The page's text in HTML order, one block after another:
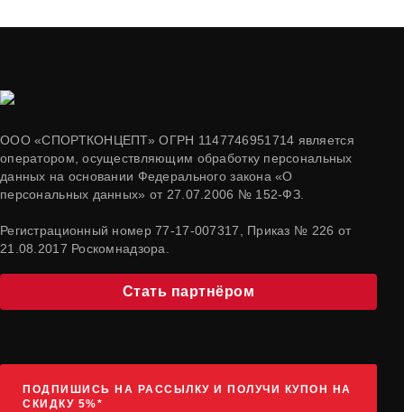
ООО «СПОРТКОНЦЕПТ» ОГРН 1147746951714 является
оператором, осуществляющим обработку персональных
данных на основании Федерального закона «О
персональных данных» от 27.07.2006 № 152-ФЗ.
Регистрационный номер 77-17-007317, Приказ № 226 от
21.08.2017 Роскомнадзора.
Стать партнёром
ПОДПИШИСЬ НА РАССЫЛКУ И ПОЛУЧИ КУПОН НА
СКИДКУ 5%*